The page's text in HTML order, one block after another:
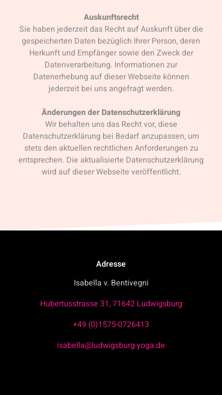
Auskunftsrecht
Sie haben jederzeit das Recht auf Auskunft über die
gespeicherten Daten bezüglich Ihrer Person, deren
Herkunft und Empfänger sowie den Zweck der
Datenverarbeitung. Informationen zur
Datenerhebung auf dieser Webseite können
jederzeit bei uns angefragt werden.
Änderungen der Datenschutzerklärung
Wir behalten uns das Recht vor, diese
Datenschutzerklärung bei Bedarf anzupassen, um
stets den aktuellen rechtlichen Anforderungen zu
entsprechen. Die aktualisierte Datenschutzerklärung
wird auf dieser Webseite veröffentlicht.
Adresse
Isabella v. Bentivegni
Hubertusstrasse 31, 71642 Ludwigsburg
+49 (0)1575-0726413
isabella@ludwigsburg-yoga.de